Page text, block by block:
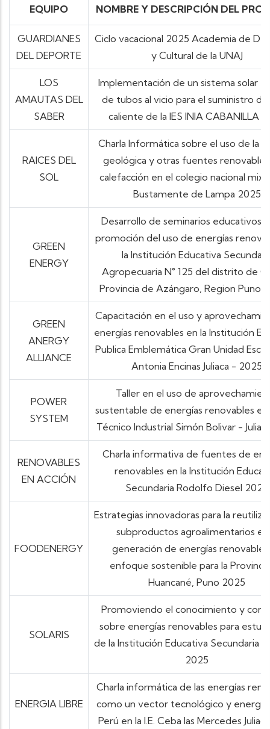
EQUIPO NOMBRE Y DESCRIPCIÓN DEL
GUARDIANES
DEL DEPORTE
Ciclo vacacional 2025 Academia de
y Cultural de la UNAJ
LOS
AMAUTAS DEL
SABER
Implementación de un sistema solar
de tubos al vicio para el suministro de
caliente de la IES INIA CABANILLA
RAICES DEL
SOL
Charla Informática sobre el uso de la
geológica y otras fuentes
calefacción en el colegio nacional
Bustamente de Lampa 2025
GREEN
ENERGY
Desarrollo de seminarios educativos
promoción del uso de energías
la Institución Educativa
Agropecuaria N° 125 del distrito de
Provincia de Azángaro, Region Puno
GREEN
ANERGY
ALLIANCE
Capacitación en el uso y
energías renovables en la Institución
Publica Emblemática Gran Unidad
Antonia Encinas Juliaca - 2025
POWER
SYSTEM
Taller en el uso de
sustentable de energías renovables en
Técnico Industrial Simón Bolivar -
RENOVABLES
EN ACCIÓN
Charla informativa de fuentes de
renovables en la Institución
Secundaria Rodolfo Diesel 2025
FOODENERGY
Estrategias innovadoras para la
subproductos agroalimentarios en
generación de energías
enfoque sostenible para la
Huancané, Puno 2025
SOLARIS
Promoviendo el conocimiento y
sobre energías renovables para
de la Institución Educativa Secundaria
2025
ENERGIA LIBRE
Charla informática de las energías
como un vector tecnológico y
Perú en la I.E. Ceba las Mercedes